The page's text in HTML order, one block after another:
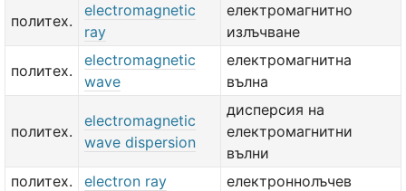
политех.
electromagnetic
ray
електромагнитно
излъчване
политех.
electromagnetic
wave
електромагнитна
вълна
политех.
electromagnetic
wave dispersion
дисперсия на
електромагнитни
вълни
политех.
electron ray
електроннолъчев